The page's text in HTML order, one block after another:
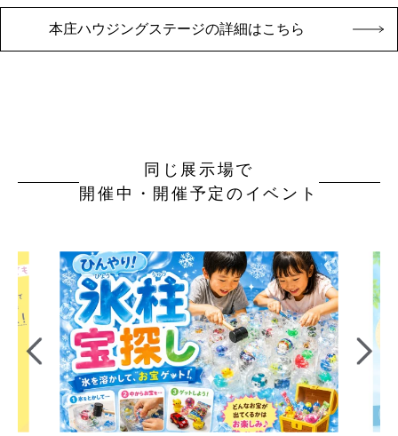
本庄ハウジングステージの詳細はこちら
同じ展示場で
開催中・開催予定のイベント